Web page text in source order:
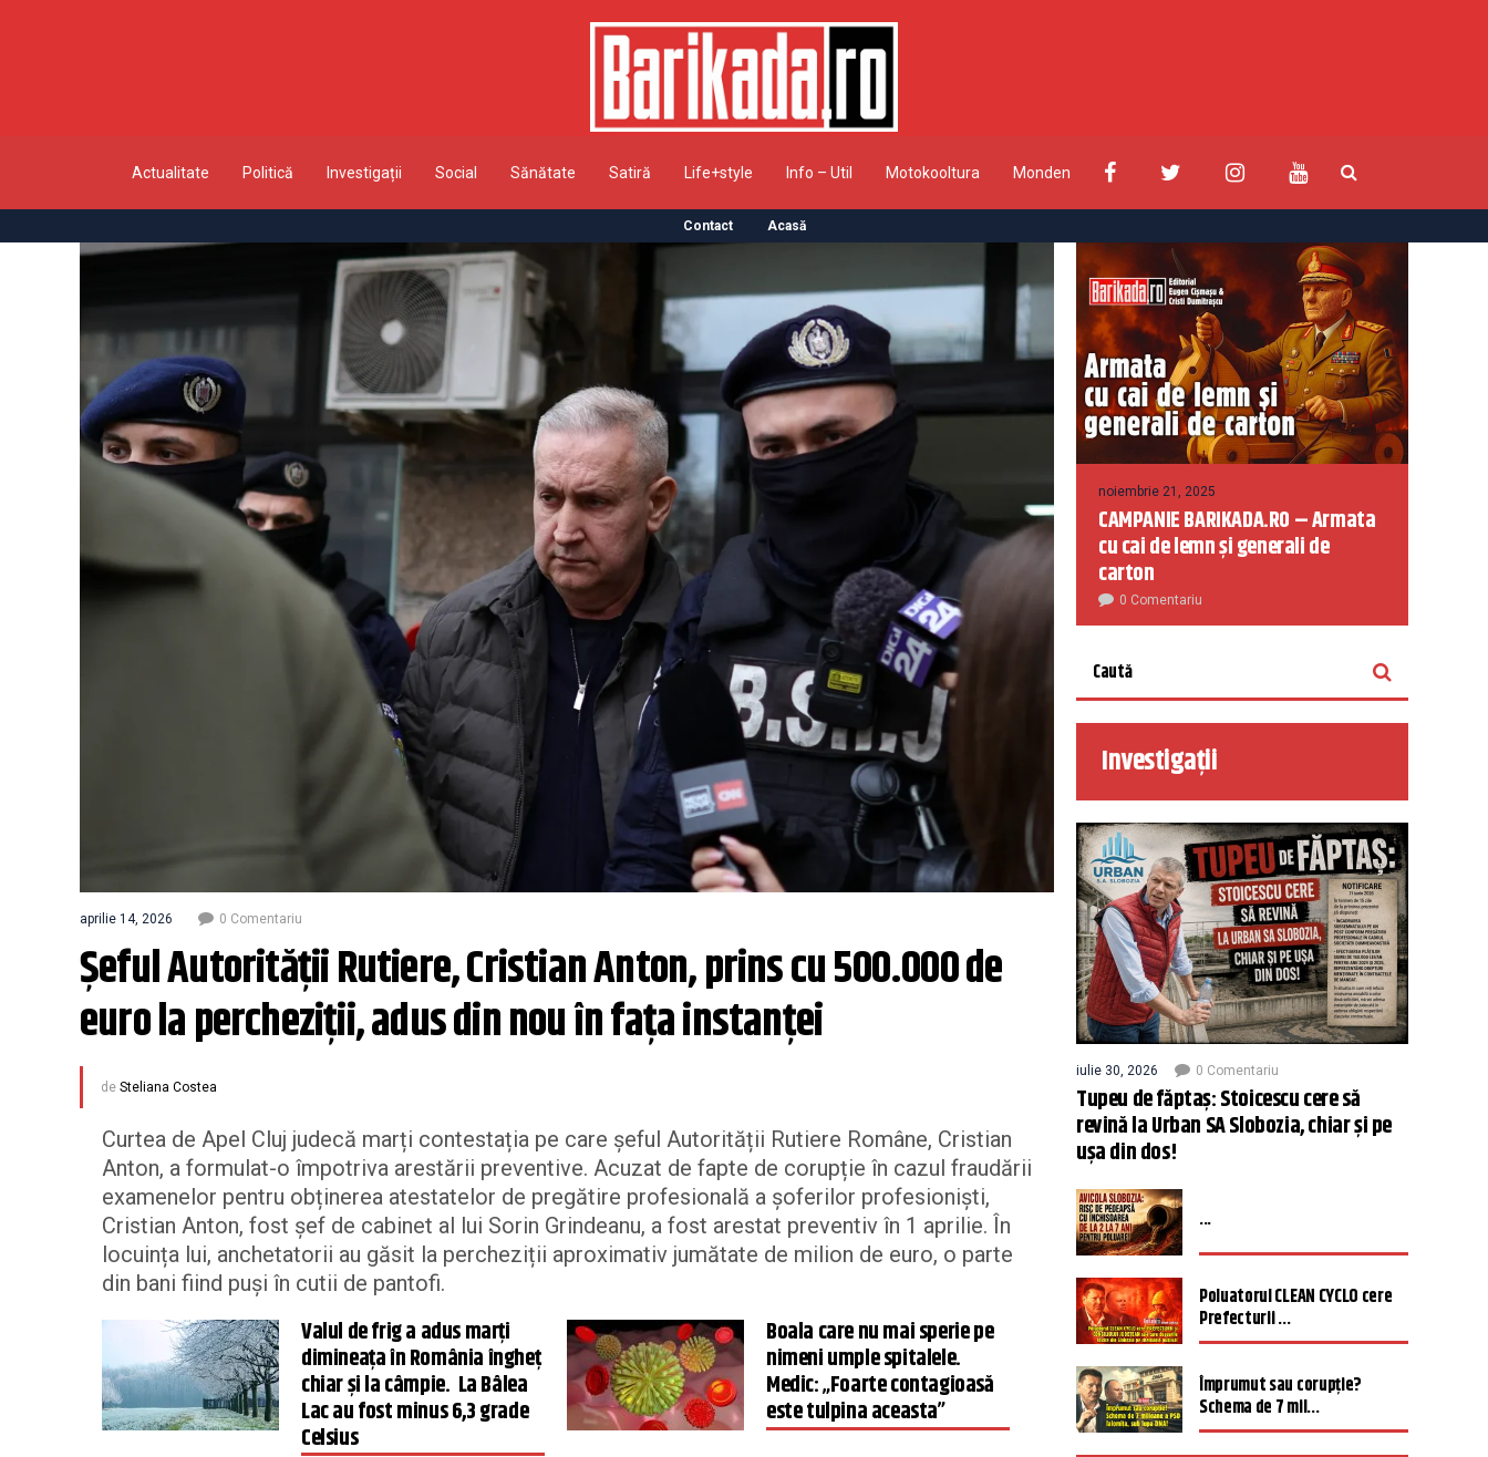
Actualitate Politică Investigații Social Sănătate Satiră Life+style Info – Util Motokooltura Monden
Contact Acasă
aprilie 14, 2026 0 Comentariu
Șeful Autorității Rutiere, Cristian Anton, prins cu 500.000 de
euro la percheziții, adus din nou în fața instanței
de Steliana Costea
Curtea de Apel Cluj judecă marți contestația pe care șeful Autorității Rutiere Române, Cristian
Anton, a formulat-o împotriva arestării preventive. Acuzat de fapte de corupție în cazul fraudării
examenelor pentru obținerea atestatelor de pregătire profesională a șoferilor profesioniști,
Cristian Anton, fost șef de cabinet al lui Sorin Grindeanu, a fost arestat preventiv în 1 aprilie. În
locuința lui, anchetatorii au găsit la percheziții aproximativ jumătate de milion de euro, o parte
din bani fiind puși în cutii de pantofi.
Valul de frig a adus marți
dimineața în România îngheț
chiar și la câmpie. La Bâlea
Lac au fost minus 6,3 grade
Celsius
Boala care nu mai sperie pe
nimeni umple spitalele.
Medic: „Foarte contagioasă
este tulpina aceasta”
noiembrie 21, 2025
CAMPANIE BARIKADA.RO – Armata
cu cai de lemn și generali de
carton
0 Comentariu
Investigații
iulie 30, 2026 0 Comentariu
Tupeu de făptaș: Stoicescu cere să
revină la Urban SA Slobozia, chiar și pe
ușa din dos!
...
Poluatorul CLEAN CYCLO cere
Prefecturii ...
Împrumut sau corupție?
Schema de 7 mil...